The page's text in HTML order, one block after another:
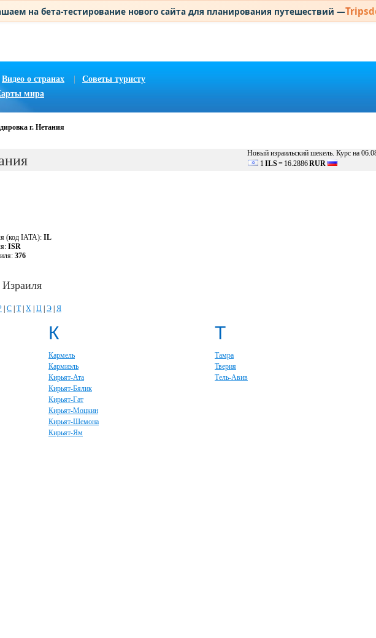
на бета-тестирование нового сайта для планирования путешествий —
Видео о странах
Советы туристу
мира
г. Нетания
Новый израильский шекель. Курс на
1 ILS= 16.2886RUR
(код IATA): IL
ISR
376
С Т| Х Ц Э Я
К
Кармель
Кармиэль
Кирьят-Ата
Кирьят-Бялик
Кирьят-Гат
Кирьят-Моцкин
Кирьят-Шемона
Кирьят-Ям
Т
Тамра
Тверия
Тель-Авив